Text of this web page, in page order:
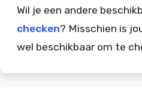
Wil je een andere
checken? Misschien is
wel beschikbaar om te